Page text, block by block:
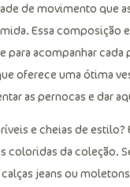
de movimento que
Essa composição
acompanhar
oferece uma ótima
as pernocas e dar
e cheias de
coloridas da coleção.
jeans ou